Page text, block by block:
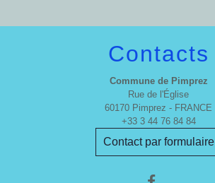
Contacts
Commune de Pimprez
Rue de l'Église
60170 Pimprez - FRANCE
+33 3 44 76 84 84
Contact par formulaire